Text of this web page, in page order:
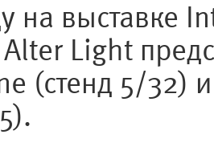
на выставке
Light
(стенд 5/32)